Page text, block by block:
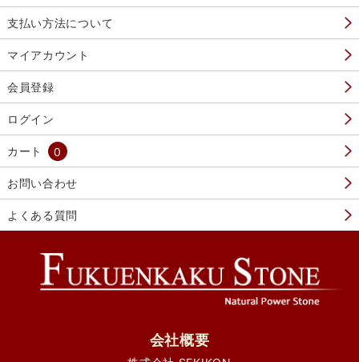
支払い方法について
マイアカウント
会員登録
ログイン
カート 0
お問い合わせ
よくある質問
会社概要